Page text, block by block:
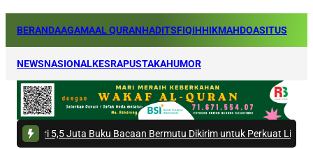
BERANDAAGAMAAL QURANHADITSFIQIHHIKMAHDOASITUS
NEWSNASIONALKESRAPUSTAKAHUMOR
Juta Buku Bacaan Bermutu Dikirim untuk Perkuat Literasi Anak